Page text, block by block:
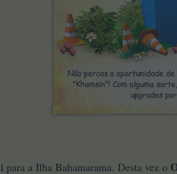
para a Ilha Bahamarama. Desta vez o